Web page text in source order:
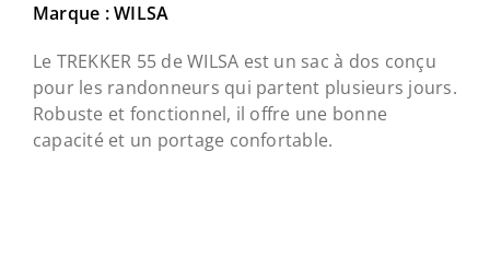
Marque : WILSA
Le TREKKER 55 de WILSA est un sac à dos conçu
pour les randonneurs qui partent plusieurs jours.
Robuste et fonctionnel, il offre une bonne
capacité et un portage confortable.